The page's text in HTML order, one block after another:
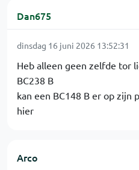
Dan675
dinsdag 16 juni 2026 13:52:31
Heb alleen geen zelfde tor
BC238 B
kan een BC148 B er op zijn
hier
Arco